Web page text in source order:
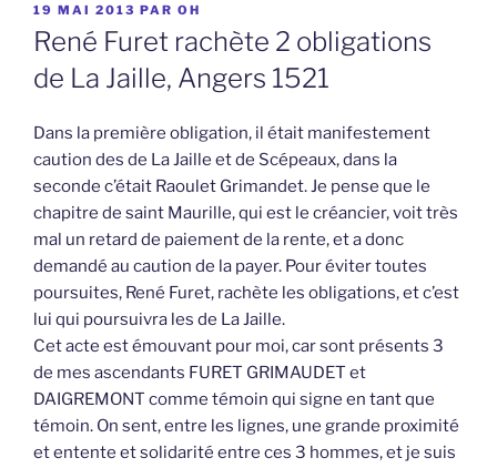
PUBLIÉ
LE
19 MAI 2013 PAR OH
René Furet rachète 2 obligations
de La Jaille, Angers 1521
Dans la première obligation, il était manifestement
caution des de La Jaille et de Scépeaux, dans la
seconde c’était Raoulet Grimandet. Je pense que le
chapitre de saint Maurille, qui est le créancier, voit très
mal un retard de paiement de la rente, et a donc
demandé au caution de la payer. Pour éviter toutes
poursuites, René Furet, rachète les obligations, et c’est
lui qui poursuivra les de La Jaille.
Cet acte est émouvant pour moi, car sont présents 3
de mes ascendants FURET GRIMAUDET et
DAIGREMONT comme témoin qui signe en tant que
témoin. On sent, entre les lignes, une grande proximité
et entente et solidarité entre ces 3 hommes, et je suis